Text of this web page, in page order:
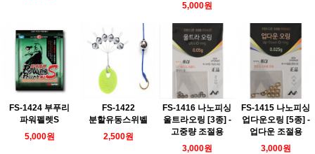
5,000원
FS-1424 부푸리
파워펠렛S
5,000원
FS-1422
분할유동스위벨
2,500원
FS-1416 나노피싱
울트라오링 [3종] -
고중량 조절용
3,000원
FS-1415 나노피싱
업다운오링 [5종] -
업다운 조절용
3,000원